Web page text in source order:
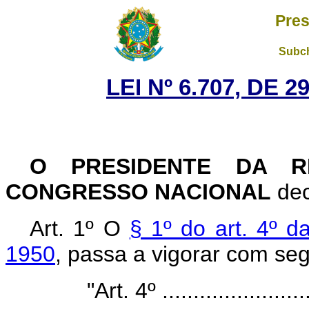
LEI Nº 6.707, DE
O PRESIDENTE DA
CONGRESSO NACIONAL
Art. 1º O § 1º do art. 4º
1950, passa a vigorar com
"Art. 4º